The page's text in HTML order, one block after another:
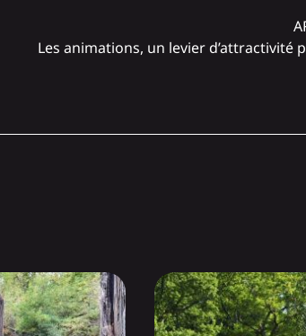
Les animations, un levier d’attractivité